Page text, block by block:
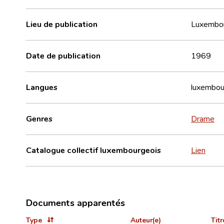
Lieu de publication
Date de publication 1969
Langues
Genres Drame
Catalogue collectif luxembourgeois Lien
Documents apparentés
Type Auteur(e)